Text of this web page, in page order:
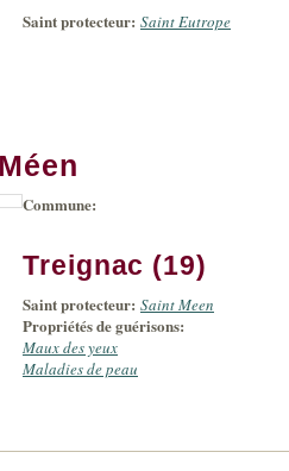
Saint protecteur: Saint Eutrope
Commune:
Treignac (19)
Saint protecteur: Saint Meen
Propriétés de guérisons:
Maux des yeux
Maladies de peau